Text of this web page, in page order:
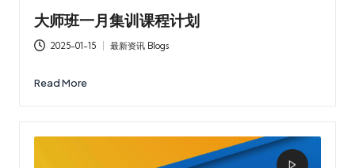
大师班一月集训课程计划
2025-01-15
Posted
最新资讯 Blogs
Read More